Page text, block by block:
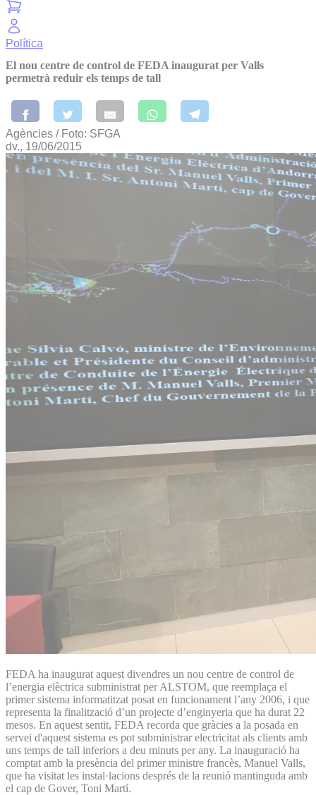
Política
El nou centre de control de FEDA inaugurat per Valls
permetrà reduir els temps de tall
Agències / Foto: SFGA
dv., 19/06/2015
FEDA ha inaugurat aquest divendres un nou centre de control de
l’energia elèctrica subministrat per ALSTOM, que reemplaça el
primer sistema informatitzat posat en funcionament l’any 2006, i que
representa la finalització d’un projecte d’enginyeria que ha durat 22
mesos. En aquest sentit, FEDA recorda que gràcies a la posada en
servei d'aquest sistema es pot subministrar electricitat als clients amb
uns temps de tall inferiors a deu minuts per any. La inauguració ha
comptat amb la presència del primer ministre francès, Manuel Valls,
que ha visitat les instal·lacions després de la reunió mantinguda amb
el cap de Gover, Toni Martí.